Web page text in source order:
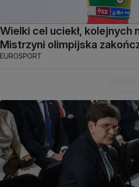
Wielki cel uciekł, kolejnych
Mistrzyni olimpijska
EUROSPORT